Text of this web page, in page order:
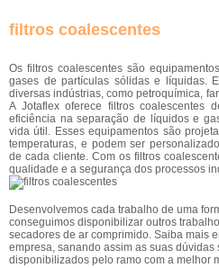
filtros coalescentes
Os filtros coalescentes são
gases de partículas sólidas e líquidas.
diversas indústrias, como petroquímica,
A Jotaflex oferece filtros coalescentes
eficiência na separação de líquidos e
vida útil. Esses equipamentos são
temperaturas, e podem ser
de cada cliente. Com os filtros
qualidade e a segurança dos processos
Desenvolvemos cada trabalho de uma
conseguimos disponibilizar outros
secadores de ar comprimido. Saiba mais
empresa, sanando assim as suas
disponibilizados pelo ramo com a melhor